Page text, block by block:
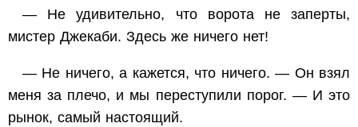
— Не удивительно, что ворота не заперты,
мистер Джекаби. Здесь же ничего нет!
— Не ничего, а кажется, что ничего. — Он взял
меня за плечо, и мы переступили порог. — И это
рынок, самый настоящий.